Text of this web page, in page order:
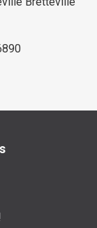
travail de